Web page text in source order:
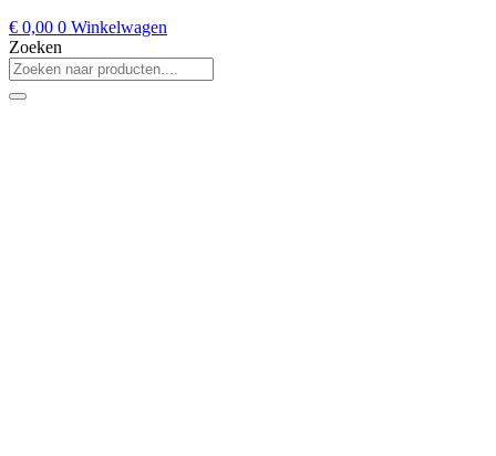
€ 0,00 0 Winkelwagen
Zoeken